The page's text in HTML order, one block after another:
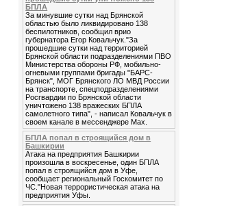
БПЛА
За минувшие сутки над Брянской
областью было ликвидировано 138
беспилотников, сообщил врио
губернатора Егор Ковальчук."За
прошедшие сутки над территорией
Брянской области подразделениями ПВО
Министерства обороны РФ, мобильно-
огневыми группами бригады "БАРС-
Брянск", МОГ Брянского ЛО МВД России
на транспорте, спецподразделениями
Росгвардии по Брянской области
уничтожено 138 вражеских БПЛА
самолетного типа", - написал Ковальчук в
своем канале в мессенджере Max.
БПЛА попал в строящийся дом в
Башкирии
Атака на предприятия Башкирии
произошла в воскресенье, один БПЛА
попал в строящийся дом в Уфе,
сообщает региональный Госкомитет по
ЧС."Новая террористическая атака на
предприятия Уфы.